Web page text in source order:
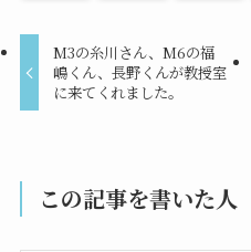
M3の糸川さん、M6の福
嶋くん、長野くんが教授室
に来てくれました。
この記事を書いた人